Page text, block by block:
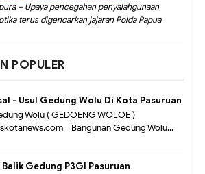
– Upaya pencegahan penyalahgunaan
terus digencarkan jajaran Polda Papua
POPULER
- Usul Gedung Wolu Di Kota Pasuruan
Wolu ( GEDOENG WOLOE )
- Bangunan Gedung Wolu...
Balik Gedung P3GI Pasuruan